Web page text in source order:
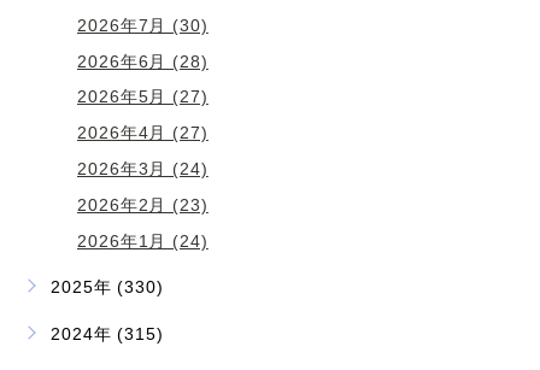
2026年7月 (30)
2026年6月 (28)
2026年5月 (27)
2026年4月 (27)
2026年3月 (24)
2026年2月 (23)
2026年1月 (24)
2025年 (330)
2024年 (315)